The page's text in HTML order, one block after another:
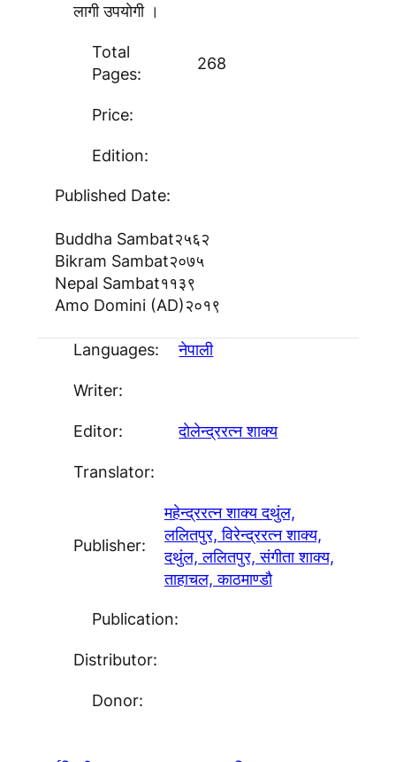
लागी उपयाेगी ।
Total
Pages:
268
Price:
Edition:
Published Date:
Buddha Sambat२५६२
Bikram Sambat२०७५
Nepal Sambat११३९
Amo Domini (AD)२०१९
Languages: नेपाली
Writer:
Editor: दाेलेन्द्ररत्न शाक्य
Translator:
Publisher:
महेन्द्ररत्न शाक्य दथुंल,
ललितपुर, विरेन्द्ररत्न शाक्य,
दथुंल, ललितपुर, संगीता शाक्य,
ताहाचल, काठमाण्डाै
Publication:
Distributor:
Donor: